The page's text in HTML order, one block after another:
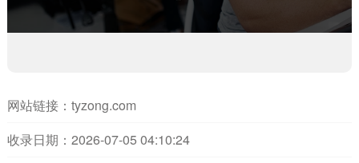
网站链接： tyzong.com
收录日期：2026-07-05 04:10:24